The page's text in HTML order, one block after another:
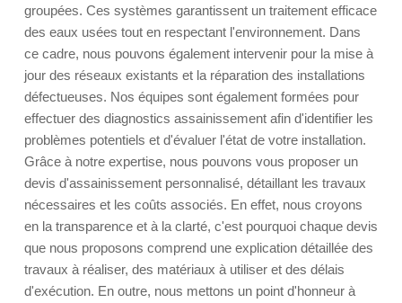
groupées. Ces systèmes garantissent un traitement efficace
des eaux usées tout en respectant l'environnement. Dans
ce cadre, nous pouvons également intervenir pour la mise à
jour des réseaux existants et la réparation des installations
défectueuses. Nos équipes sont également formées pour
effectuer des diagnostics assainissement afin d'identifier les
problèmes potentiels et d'évaluer l'état de votre installation.
Grâce à notre expertise, nous pouvons vous proposer un
devis d'assainissement personnalisé, détaillant les travaux
nécessaires et les coûts associés. En effet, nous croyons
en la transparence et à la clarté, c'est pourquoi chaque devis
que nous proposons comprend une explication détaillée des
travaux à réaliser, des matériaux à utiliser et des délais
d'exécution. En outre, nous mettons un point d'honneur à